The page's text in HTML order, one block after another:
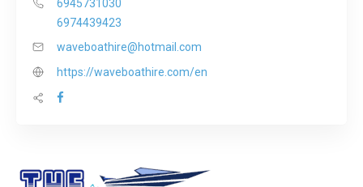
6945731030
6974439423
waveboathire@hotmail.com
https://waveboathire.com/en